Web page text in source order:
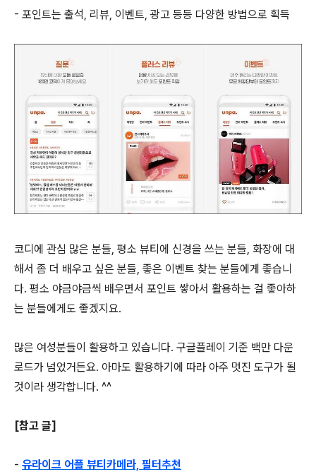
- 포인트는 출석, 리뷰, 이벤트, 광고 등등 다양한 방법으로 획득
코디에 관심 많은 분들, 평소 뷰티에 신경을 쓰는 분들, 화장에 대
해서 좀 더 배우고 싶은 분들, 좋은 이벤트 찾는 분들에게 좋습니
다. 평소 야금야금씩 배우면서 포인트 쌓아서 활용하는 걸 좋아하
는 분들에게도 좋겠지요.
많은 여성분들이 활용하고 있습니다. 구글플레이 기준 백만 다운
로드가 넘었거든요. 아마도 활용하기에 따라 아주 멋진 도구가 될
것이라 생각합니다. ^^
[참고 글]
- 유라이크 어플 뷰티카메라, 필터추천